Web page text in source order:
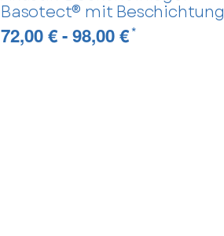
Basotect® mit Beschichtung
72,00 € -98,00 €*